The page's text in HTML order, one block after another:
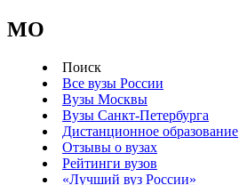
MO
Поиск
Все вузы России
Вузы Москвы
Вузы Санкт-Петербурга
Дистанционное образование
Отзывы о вузах
Рейтинги вузов
«Лучший вуз России»